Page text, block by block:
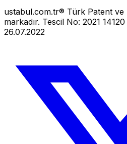
ustabul.com.tr® Türk Patent
markadır. Tescil No: 2021
26.07.2022